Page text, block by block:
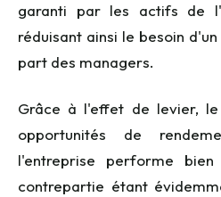
garanti par les actifs de
réduisant ainsi le besoin
part des managers.
Grâce à l'effet de levier,
opportunités de
l'entreprise performe
contrepartie étant